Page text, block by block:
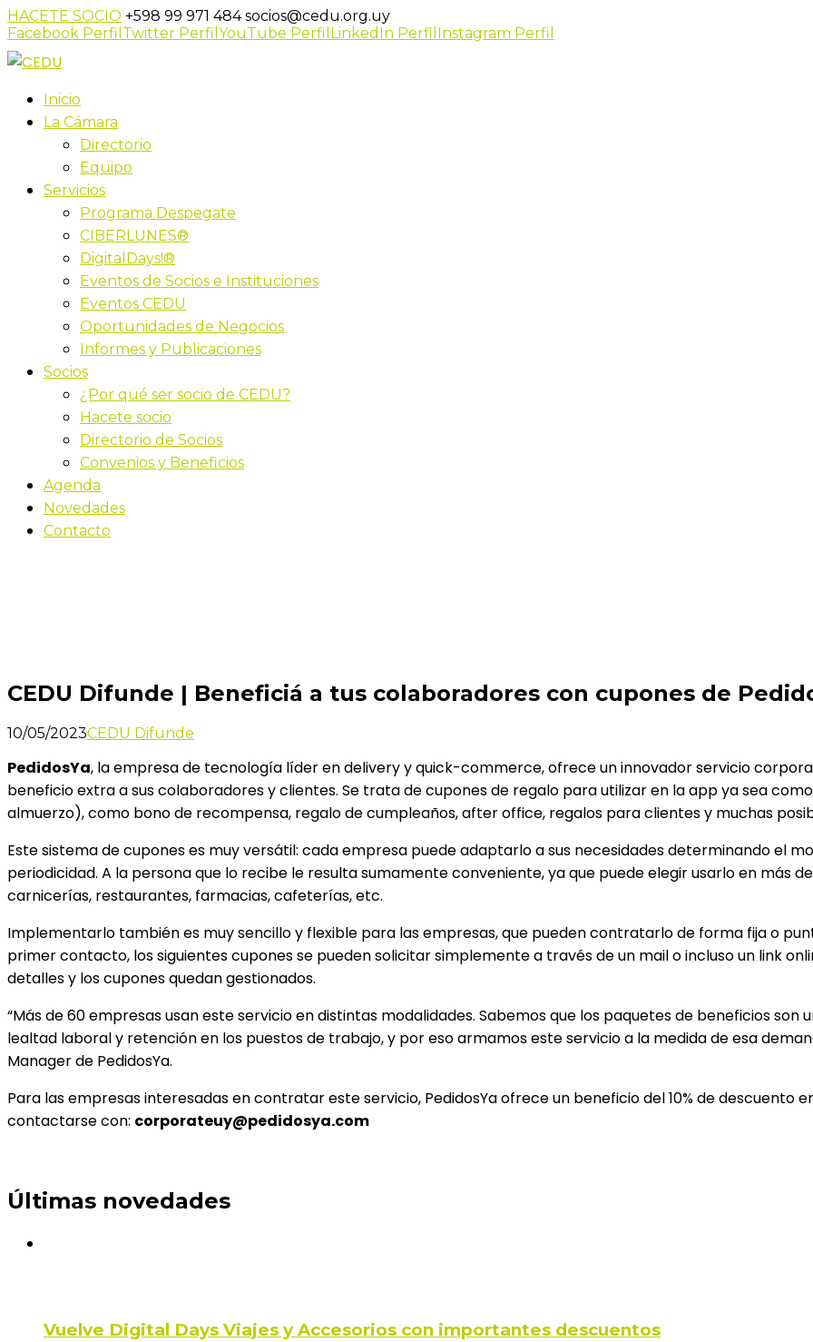
HACETE SOCIO +598 99 971 484socios@cedu.org.uy
Facebook Perfil Twitter Perfil YouTube Perfil LinkedIn Perfil Instagram Perfil
Inicio
La Cámara
Directorio
Equipo
Servicios
Programa Despegate
CIBERLUNES®
DigitalDays!®
Eventos de Socios e Instituciones
Eventos CEDU
Oportunidades de Negocios
Informes y Publicaciones
Socios
¿Por qué ser socio de CEDU?
Hacete socio
Directorio de Socios
Convenios y Beneficios
Agenda
Novedades
Contacto
CEDU Difunde | Beneficiá a tus colaboradores con cupones de
10/05/2023CEDU Difunde
PedidosYa, la empresa de tecnología líder en delivery y quick-commerce, ofrece un innovador servicio
beneficio extra a sus colaboradores y clientes. Se trata de cupones de regalo para utilizar en la app ya sea
almuerzo), como bono de recompensa, regalo de cumpleaños, after office, regalos para clientes y muchas
Este sistema de cupones es muy versátil: cada empresa puede adaptarlo a sus necesidades determinando el
periodicidad. A la persona que lo recibe le resulta sumamente conveniente, ya que puede elegir usarlo en más
carnicerías, restaurantes, farmacias, cafeterías, etc.
Implementarlo también es muy sencillo y flexible para las empresas, que pueden contratarlo de forma fija o
primer contacto, los siguientes cupones se pueden solicitar simplemente a través de un mail o incluso un link
detalles y los cupones quedan gestionados.
“Más de 60 empresas usan este servicio en distintas modalidades. Sabemos que los paquetes de beneficios
lealtad laboral y retención en los puestos de trabajo, y por eso armamos este servicio a la medida de esa
Manager de PedidosYa.
Para las empresas interesadas en contratar este servicio, PedidosYa ofrece un beneficio del 10% de
contactarse con: corporateuy@pedidosya.com
Últimas novedades
Vuelve Digital Days Viajes y Accesorios con importantes descuentos